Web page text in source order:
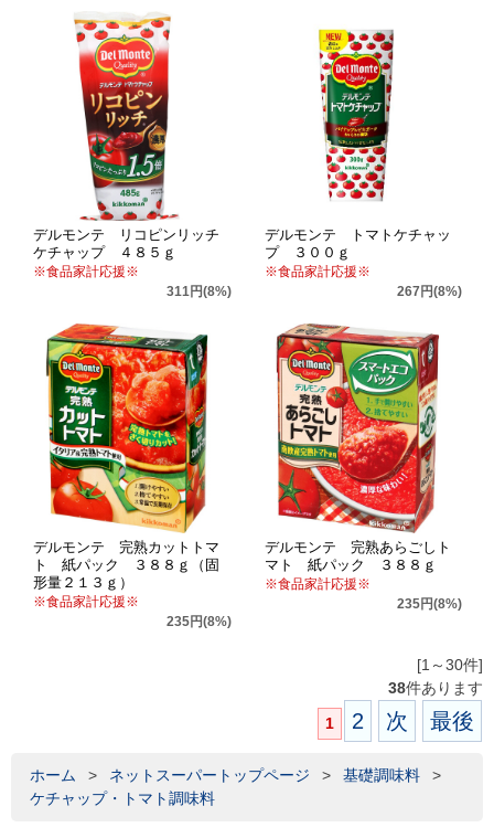
デルモンテ リコピンリッチ
ケチャップ ４８５ｇ
※食品家計応援※
311円(8%)
デルモンテ トマトケチャッ
プ ３００ｇ
※食品家計応援※
267円(8%)
デルモンテ 完熟カットトマ
ト 紙パック ３８８ｇ（固
形量２１３ｇ）
※食品家計応援※
235円(8%)
デルモンテ 完熟あらごしト
マト 紙パック ３８８ｇ
※食品家計応援※
235円(8%)
[1～30件]
38件あります
1
2 次 最後
ホーム > ネットスーパートップページ > 基礎調味料
>
ケチャップ・トマト調味料